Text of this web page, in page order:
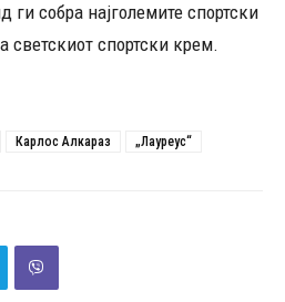
собра најголемите спортски
спортски крем.
Карлос Алкараз „Лауреус“